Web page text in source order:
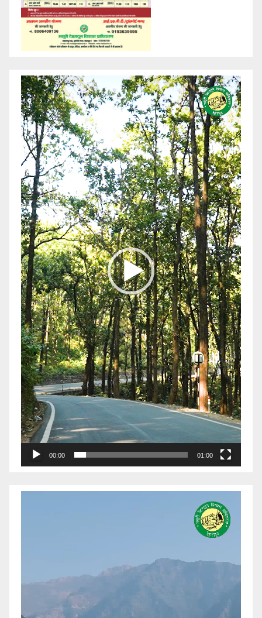
Video
Player
00:00 01:00